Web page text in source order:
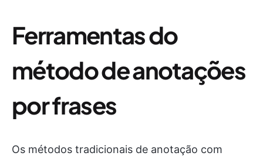
Ferramentas do
método de anotações
por frases
Os métodos tradicionais de anotação com